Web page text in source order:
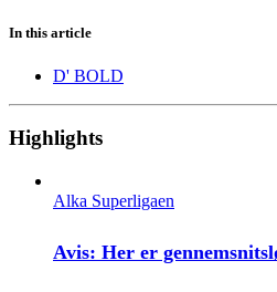
In this article
D' BOLD
Highlights
Alka Superligaen
Avis: Her er